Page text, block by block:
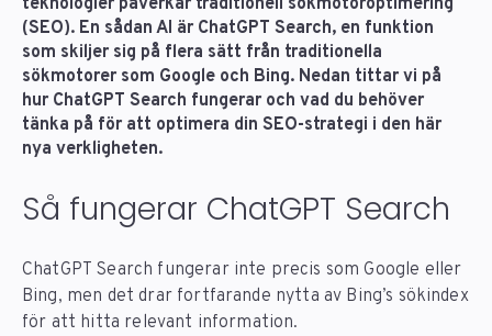
teknologier påverkar traditionell sökmotoroptimering
(SEO). En sådan AI är ChatGPT Search, en funktion
som skiljer sig på flera sätt från traditionella
sökmotorer som Google och Bing. Nedan tittar vi på
hur ChatGPT Search fungerar och vad du behöver
tänka på för att optimera din SEO-strategi i den här
nya verkligheten.
Så fungerar ChatGPT Search
ChatGPT Search fungerar inte precis som Google eller
Bing, men det drar fortfarande nytta av Bing’s sökindex
för att hitta relevant information.